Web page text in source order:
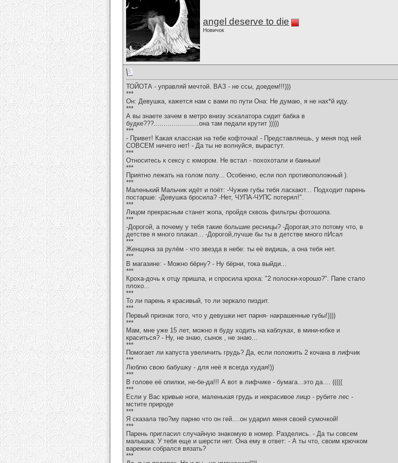
angel deserve to die
Новичок
ТОЙОТА - управляй мечтой. ВАЗ - не ссы, доедем!!!)))
***
Он: Девушка, кажется нам с вами по пути Она: Не думаю, я не нах*й иду.
***
А вы знаете зачем в метро внизу эскалатора сидит бабка в
будке???.......................она там педали крутит )))))
***
- Привет! Какая классная на тебе кофточка! - Представляешь, у меня под ней
СОВСЕМ ничего нет! - Да ты не волнуйся, вырастут.
***
Относитесь к сексу с юмором. Не встал - похохотали и баиньки!
***
Приятно лежать на голом полу... Особенно, если пол противоположный ).
***
Маленький Мальчик идёт и поёт: -Чужие губы тебя ласкают... Подходит парень
постарше: -Девушка бросила? -Нет, ЧУПА-ЧУПС потерял!".
***
Лицом прекрасным станет жопа, пройдя сквозь фильтры фотошопа.
***
-Дорогой, а почему у тебя такие большие ресницы? -Дорогая,это потому что, в
детстве я много плакал... -Дорогой,лучше бы ты в детстве много пИсал
***
Женщина за рулём - что звезда в небе: ты её видишь, а она тебя нет.
***
В магазине: - Можно бёрну? - Ну бёрни, тока выйди...
***
Кроха-дочь к отцу пришла, и спросила кроха: "2 полоски-хорошо?". Папе стало
плохо...
***
То ли парень я красивый, то ли зеркало пиздит.
***
Первый признак того, что у девушки нет парня- накрашенные губы!))))
***
Мам, мне уже 15 лет, можно я буду ходить на каблуках, в мини-юбке и
краситься? - Ну, не знаю, сынок , не знаю...
***
Помогает ли капуста увеличить грудь? Да, если положить 2 кочана в лифчик
***
Люблю свою бабушку - для неё я всегда худая!))
***
В голове её опилки, не-бе-да!!! А вот в лифчике - бумага...это да.... (((((
***
Если у Вас кривые ноги, маленькая грудь и некрасивое лицо - рубите лес -
мстите природе
***
Я сказала тво?му парню что он гей....он ударил меня своей сумочкой!
***
Парень пригласил случайную знакомую в номер. Разделись. - Да ты совсем
малышка: У тебя еще и шерсти нет. Она ему в ответ: - А ты что, своим крючком
варежки собрался вязать?
***